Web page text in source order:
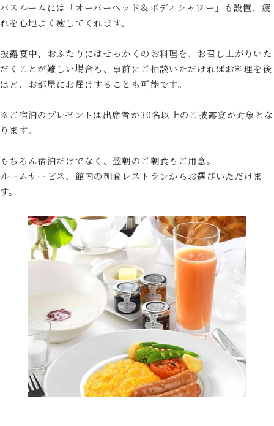
バスルームには「オーバーヘッド＆ボディシャワー」も設置、疲
れを心地よく癒してくれます。
披露宴中、おふたりにはせっかくのお料理を、お召し上がりいた
だくことが難しい場合も、事前にご相談いただければお料理を後
ほど、お部屋にお届けすることも可能です。
※ご宿泊のプレゼントは出席者が30名以上のご披露宴が対象とな
ります。
もちろん宿泊だけでなく、翌朝のご朝食もご用意。
ルームサービス、館内の朝食レストランからお選びいただけま
す。